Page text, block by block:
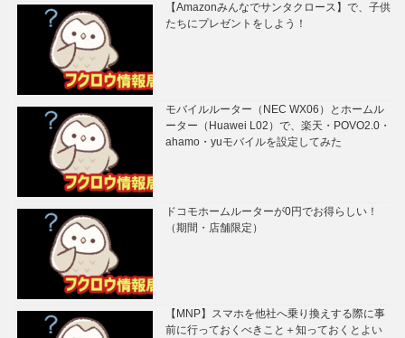
【Amazonみんなでサンタクロース】で、子供
たちにプレゼントをしよう！
モバイルルーター（NEC WX06）とホームル
ーター（Huawei L02）で、楽天・POVO2.0・
ahamo・yuモバイルを設定してみた
ドコモホームルーターが0円でお得らしい！
（期間・店舗限定）
【MNP】スマホを他社へ乗り換えする際に事
前に行っておくべきこと＋知っておくとよい